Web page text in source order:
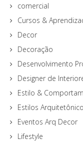
comercial
Cursos &
Decor
Decoração
Desenvolvimento
Designer de
Estilo &
Estilos
Eventos Arq Decor
Lifestyle